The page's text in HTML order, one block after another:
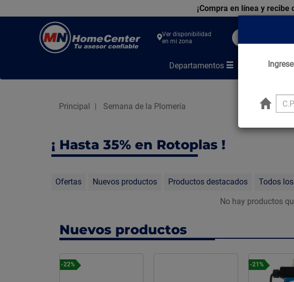
¡Compra en línea y recibe
Center
Ver disponibilidad
en mi zona
Departamentos Marcas
Principal Semana de la Plomería
¡ Hasta 35% en Rotoplas !
Ofertas Nuevos productos Productos destacados Todos
No hay productos
Nuevos productos
-22% -21%